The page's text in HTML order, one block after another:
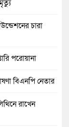
চারা
পরোয়ানা
বিএনপি নেতার
রাখেন